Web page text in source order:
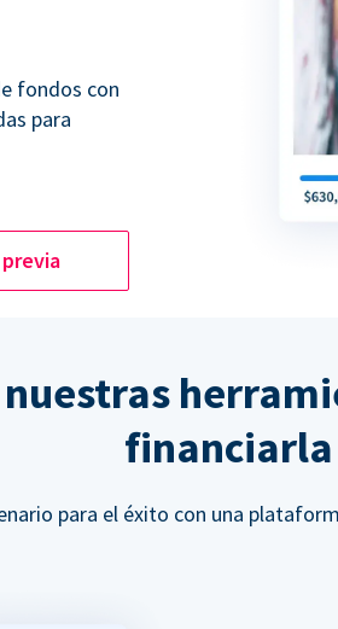
fondos con
para
financiarla
para el éxito con una